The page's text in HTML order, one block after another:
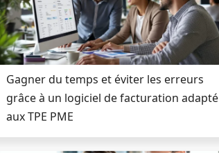
Gagner du temps et éviter les erreurs
grâce à un logiciel de facturation adapté
aux TPE PME